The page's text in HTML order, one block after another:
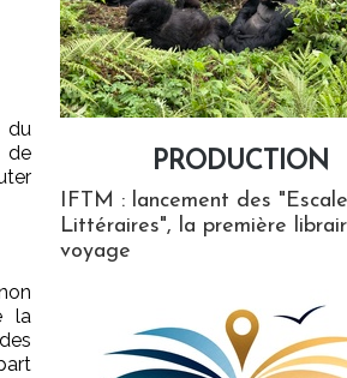
du
de
la
PRODUCTION
IFTM : lancement des
Littéraires", la première
voyage